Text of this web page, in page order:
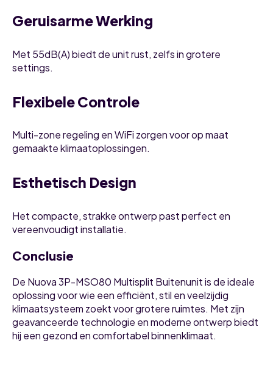
Geruisarme Werking
Met 55dB(A) biedt de unit rust, zelfs in grotere
settings.
Flexibele Controle
Multi-zone regeling en WiFi zorgen voor op maat
gemaakte klimaatoplossingen.
Esthetisch Design
Het compacte, strakke ontwerp past perfect en
vereenvoudigt installatie.
Conclusie
De Nuova 3P-MSO80 Multisplit Buitenunit is de ideale
oplossing voor wie een efficiënt, stil en veelzijdig
klimaatsysteem zoekt voor grotere ruimtes. Met zijn
geavanceerde technologie en moderne ontwerp biedt
hij een gezond en comfortabel binnenklimaat.